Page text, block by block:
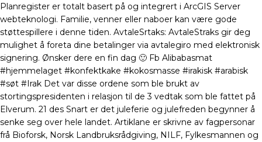
Planregister er totalt basert på og integrert i ArcGIS Server
webteknologi. Familie, venner eller naboer kan være gode
støttespillere i denne tiden. AvtaleSrtaks: AvtaleStraks gir deg
mulighet å foreta dine betalinger via avtalegiro med elektronisk
signering. Ønsker dere en fin dag 🙂 Fb Alibabasmat
#hjemmelaget #konfektkake #kokosmasse #irakisk #arabisk
#søt #Irak Det var disse ordene som ble brukt av
stortingspresidenten i relasjon til de 3 vedtak som ble fattet på
Elverum. 21 des Snart er det juleferie og julefreden begynner å
senke seg over hele landet. Artiklane er skrivne av fagpersonar
frå Bioforsk, Norsk Landbruksrådgiving, NILF, Fylkesmannen og